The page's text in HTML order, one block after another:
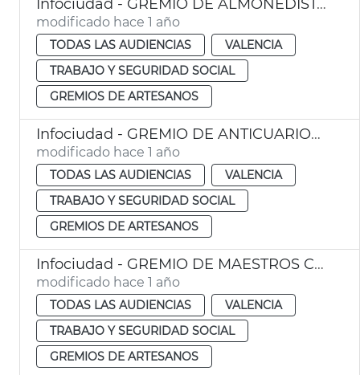
Infociudad - GREMIO DE ALMONEDISTAS COMUNIDAD VALENCIANA
modificado hace 1 año
TODAS LAS AUDIENCIAS
VALENCIA
TRABAJO Y SEGURIDAD SOCIAL
GREMIOS DE ARTESANOS
Infociudad - GREMIO DE ANTICUARIOS COMUNIDAD VALENCIANA
modificado hace 1 año
TODAS LAS AUDIENCIAS
VALENCIA
TRABAJO Y SEGURIDAD SOCIAL
GREMIOS DE ARTESANOS
Infociudad - GREMIO DE MAESTROS CONFITEROS DE VALENCIA
modificado hace 1 año
TODAS LAS AUDIENCIAS
VALENCIA
TRABAJO Y SEGURIDAD SOCIAL
GREMIOS DE ARTESANOS